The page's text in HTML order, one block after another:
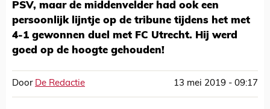
PSV, maar de middenvelder had ook een
persoonlijk lijntje op de tribune tijdens het met
4-1 gewonnen duel met FC Utrecht. Hij werd
goed op de hoogte gehouden!
Door De Redactie 13 mei 2019 - 09:17